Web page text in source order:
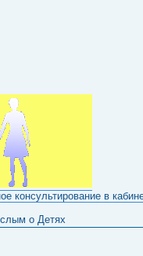
консультирование в
о Детях